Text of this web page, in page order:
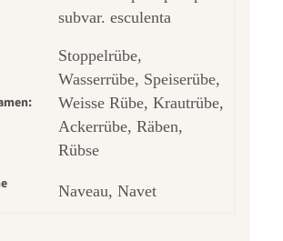
subvar. esculenta
Stoppelrübe,
Wasserrübe, Speiserübe,
Weisse Rübe, Krautrübe,
Ackerrübe, Räben,
Rübse
Naveau, Navet